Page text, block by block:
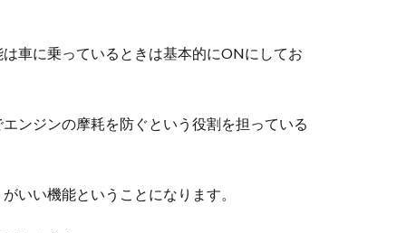
間どちらに依頼すべきか徹底解説
ラーと民間どちらに依頼すべきなのか迷ってしまうのではないで
ンスタンドを思い浮かべますが、バイクもガソリンスタンドで
車に乗っているときは基本的にONにしてお
ンジンの摩耗を防ぐという役割を担っている
いい機能ということになります。